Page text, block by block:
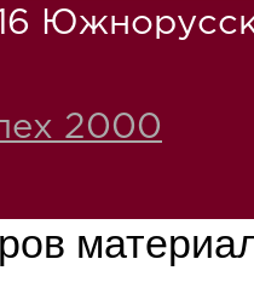
2000